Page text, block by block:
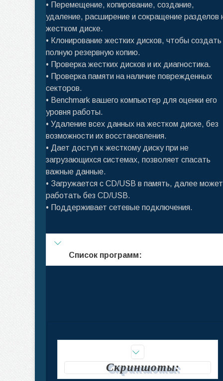
• Перемещение, копирование, создание,
удаление, расширение и сокращение разделов
жестком диске.
• Клонирование жестких дисков, чтобы создать
полную резервную копию.
• Проверка жестких дисков и их диагностика.
• Проверка памяти на наличие поврежденных
секторов.
• Benchmark вашего компьютер для оценки его
уровня работы.
• Удаление всех данных на жестком диске, без
возможности их восстановления.
• Дает доступ к жесткому диску при не
загрузающихся системах, позволяет спасать
важные данные.
• Загружается с CD/USB в память, далее может
работать без CD/USB.
• Поддерживает сетевые подключения.
Список программ:
Скриншоты: